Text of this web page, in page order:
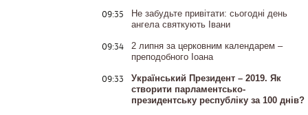
09:35
Не забудьте привітати: сьогодні день
ангела святкують Івани
09:34
2 липня за церковним календарем –
преподобного Іоана
09:33
Український Президент – 2019. Як
створити парламентсько-
президентську республіку за 100 днів?